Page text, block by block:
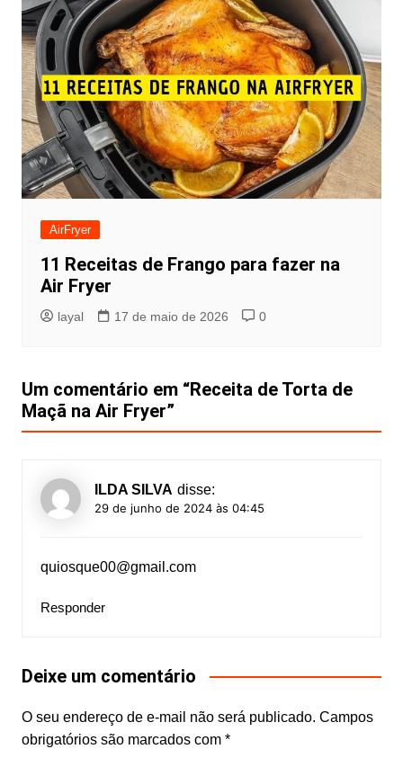
AirFryer
11 Receitas de Frango para fazer na
Air Fryer
layal 17 de maio de 2026 0
Um comentário em “Receita de Torta de
Maçã na Air Fryer”
ILDA SILVA disse:
29 de junho de 2024 às 04:45
quiosque00@gmail.com
Responder
Deixe um comentário
O seu endereço de e-mail não será publicado. Campos
obrigatórios são marcados com *